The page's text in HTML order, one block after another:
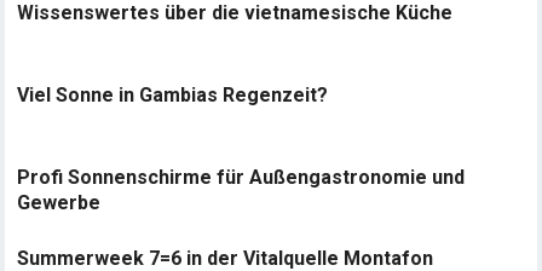
Wissenswertes über die vietnamesische Küche
Viel Sonne in Gambias Regenzeit?
Profi Sonnenschirme für Außengastronomie und
Gewerbe
Summerweek 7=6 in der Vitalquelle Montafon